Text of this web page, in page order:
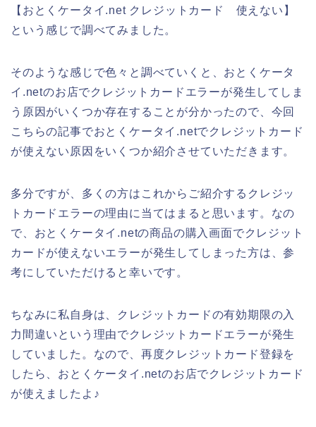
【おとくケータイ.net クレジットカード 使えない】
という感じで調べてみました。
そのような感じで色々と調べていくと、おとくケータ
イ.netのお店でクレジットカードエラーが発生してしま
う原因がいくつか存在することが分かったので、今回
こちらの記事でおとくケータイ.netでクレジットカード
が使えない原因をいくつか紹介させていただきます。
多分ですが、多くの方はこれからご紹介するクレジッ
トカードエラーの理由に当てはまると思います。なの
で、おとくケータイ.netの商品の購入画面でクレジット
カードが使えないエラーが発生してしまった方は、参
考にしていただけると幸いです。
ちなみに私自身は、クレジットカードの有効期限の入
力間違いという理由でクレジットカードエラーが発生
していました。なので、再度クレジットカード登録を
したら、おとくケータイ.netのお店でクレジットカード
が使えましたよ♪